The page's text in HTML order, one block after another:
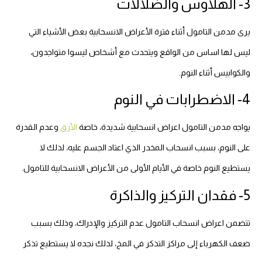
3- الهلاوس والضلالات
يرى مدمن التامول أثناء فترة الأعراض الانسحابية بعض الأشياء التي
ليس لها اساس من الواقع ويتحدث مع أشخاص ليسوا متواجدون،
والكوابيس أثناء النوم.
4- الاضطرابات في النوم
يواجه مدمن التامول اعراض انسحابية شديدة، خاصة الأرق وعدم القدرة
على النوم، بسبب انسحاب المخدر الذي اعتاد الجسم عليه، لذلك لا
يستطيع النوم خاصة في الأيام الأولى من الأعراض الانسحابية للتامول.
5- فقدان التركيز والذاكرة
تتضمن اعراض انسحاب التامول عدم التركيز والإدراك، وذلك بسبب
ضعف الكهرباء إلى مراكز التذكر في المخ، لذلك نجده لا يستطيع تذكر